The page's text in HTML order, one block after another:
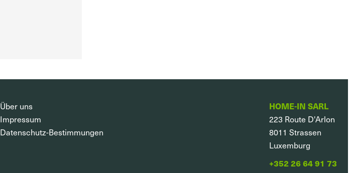
Über uns
Impressum
Datenschutz-Bestimmungen
HOME-IN SARL
223 Route D'Arlon
8011 Strassen
Luxemburg
+352 26 64 91 73